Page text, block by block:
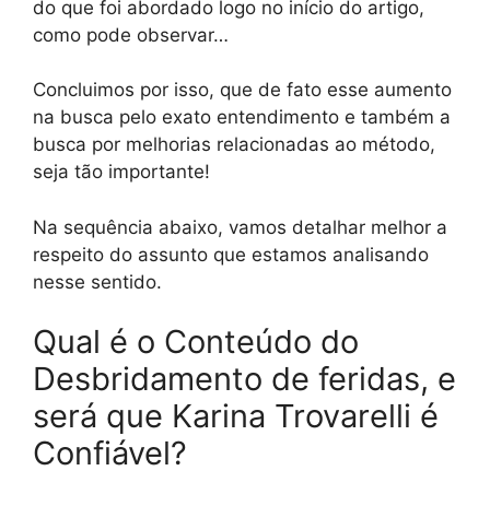
do que foi abordado logo no início do artigo,
como pode observar…
Concluimos por isso, que de fato esse aumento
na busca pelo exato entendimento e também a
busca por melhorias relacionadas ao método,
seja tão importante!
Na sequência abaixo, vamos detalhar melhor a
respeito do assunto que estamos analisando
nesse sentido.
Qual é o Conteúdo do
Desbridamento de feridas, e
será que Karina Trovarelli é
Confiável?